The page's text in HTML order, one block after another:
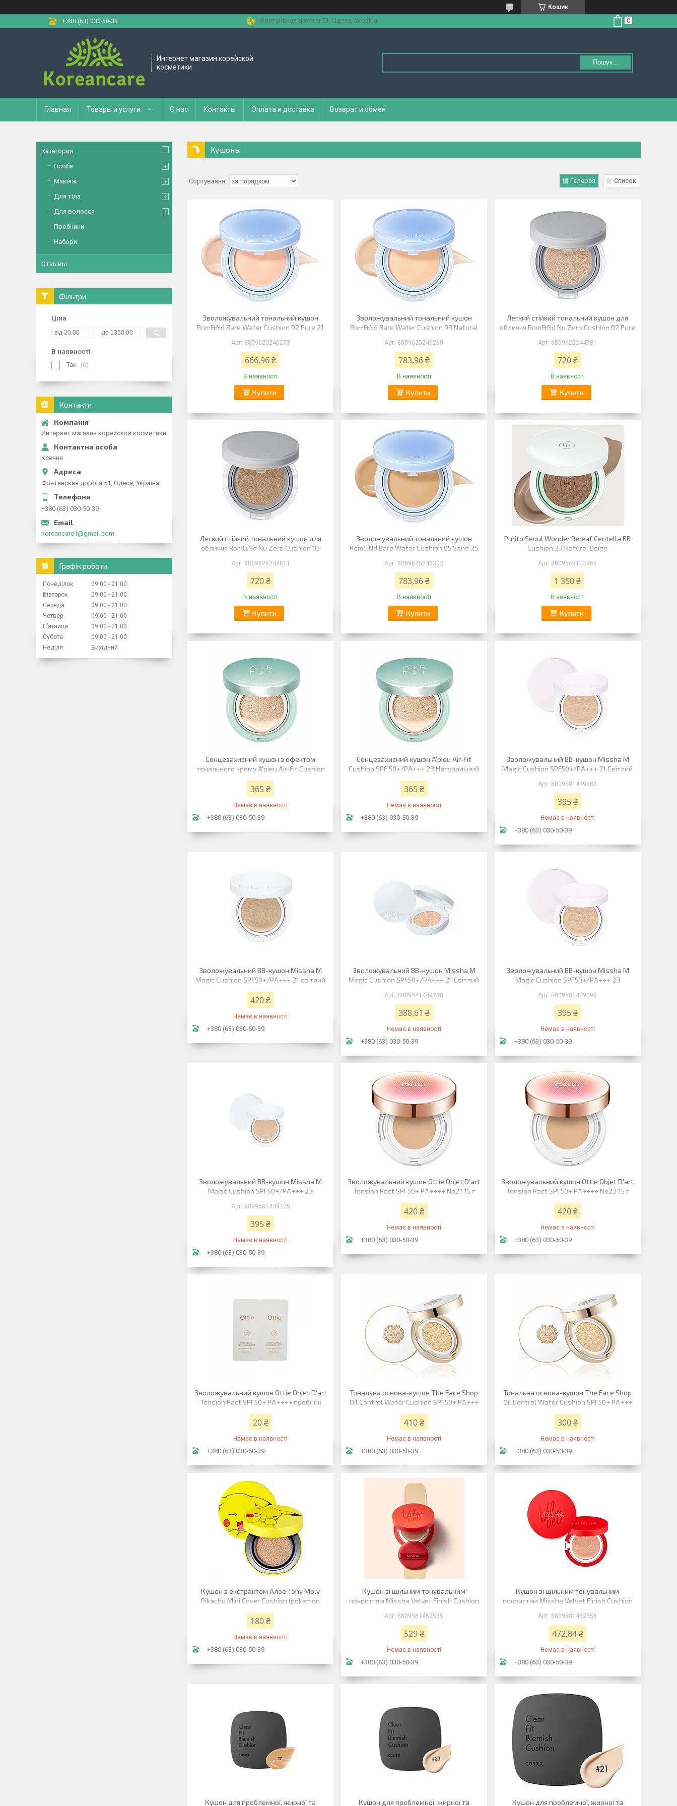
Кошик
+380 (63) 030-50-39
Фонтанская дорога 51, Одеса, Україна
Интернет магазин корейской
косметики
Пошук...
Главная Товары и услуги О нас Контакты Оплата и доставка Возврат и обмен
Кушоны
Галерея Список
Зволожувальний тональний кушон
Rom&Nd Bare Water Cushion 02 Pure 21
8809625246273
666,96 ₴
В наявності
Купити
Зволожувальний тональний кушон
Rom&Nd Bare Water Cushion 03 Natural
8809625246280
783,96 ₴
В наявності
Купити
Легкий стійкий тональний кушон для
обличчя Rom&Nd Nu Zero Cushion 02 Pure
8809625244781
720 ₴
В наявності
Купити
Легкий стійкий тональний кушон для
обличчя Rom&Nd Nu Zero Cushion 05
8809625244811
720 ₴
В наявності
Купити
Зволожувальний тональний кушон
Rom&Nd Bare Water Cushion 05 Sand 25
8809625246303
783,96 ₴
В наявності
Купити
Purito Seoul Wonder Releaf Centella BB
Cushion 23 Natural Beige
8809563103362
1 350 ₴
В наявності
Купити
Сонцезахисний кушон з ефектом
тонального крему A'pieu Air-Fit Cushion
365 ₴
Немає в наявності
+380 (63) 030-50-39
Сонцезахисний кушон A'pieu Air-Fit
Cushion SPF 50+/PA+++ 23 Натуральний
365 ₴
Немає в наявності
+380 (63) 030-50-39
Зволожувальний ВВ-кушон Missha M
Magic Cushion SPF50+/PA+++ 21 Світлий
8809581449282
395 ₴
Немає в наявності
+380 (63) 030-50-39
Зволожувальний ВВ-кушон Missha M
Magic Cushion SPF50+/PA+++ 21 світлий
420 ₴
Немає в наявності
+380 (63) 030-50-39
Зволожувальний ВВ-кушон Missha M
Magic Cushion SPF50+/PA+++ 21 Світлий
8809581449268
388,61 ₴
Немає в наявності
+380 (63) 030-50-39
Зволожувальний ВВ-кушон Missha M
Magic Cushion SPF50+/PA+++ 23
8809581449299
395 ₴
Немає в наявності
+380 (63) 030-50-39
Зволожувальний ВВ-кушон Missha M
Magic Cushion SPF50+/PA+++ 23
8809581449275
395 ₴
Немає в наявності
+380 (63) 030-50-39
Зволожувальний кушон Ottie Objet D'art
Tension Pact SPF50+ PA++++ No21 15 г
420 ₴
Немає в наявності
+380 (63) 030-50-39
Зволожувальний кушон Ottie Objet D'art
Tension Pact SPF50+ PA++++ No23 15 г
420 ₴
Немає в наявності
+380 (63) 030-50-39
Зволожувальний кушон Ottie Objet D'art
Tension Pact SPF50+ PA++++ пробник
20 ₴
Немає в наявності
+380 (63) 030-50-39
Тональна основа-кушон The Face Shop
Oil Control Water Cushion SPF50+ PA+++
410 ₴
Немає в наявності
+380 (63) 030-50-39
Тональна основа-кушон The Face Shop
Oil Control Water Cushion SPF50+ PA+++
300 ₴
Немає в наявності
+380 (63) 030-50-39
Кушон з екстрактом Алое Tony Moly
Pikachu Mini Cover Cushion (pokemon
180 ₴
Немає в наявності
+380 (63) 030-50-39
Кушон зі щільним тонувальним
покриттям Missha Velvet Finish Cushion
8809581452565
529 ₴
Немає в наявності
+380 (63) 030-50-39
Кушон зі щільним тонувальним
покриттям Missha Velvet Finish Cushion
8809581452558
472,84 ₴
Немає в наявності
+380 (63) 030-50-39
Кушон для проблемної, жирної та Кушон для проблемної, жирної та Кушон для проблемної, жирної та
Категории:
Особа
Макіяж
Для тіла
Для волосся
Пробники
Набори
Отзывы
Фільтри
Ціна
В наявності
Так
6
Контакти
Интернет магазин корейской косметики
Ксения
Фонтанская дорога 51, Одеса, Україна
+380 (63) 030-50-39
koreancare1@gmail.com
Графік роботи
Понеділок 09:00
21:00
Вівторок
09:00
21:00
Середа
09:00
21:00
Четвер
09:00
21:00
Пʼятниця
09:00
21:00
Субота
09:00
21:00
Неділя
Вихідний